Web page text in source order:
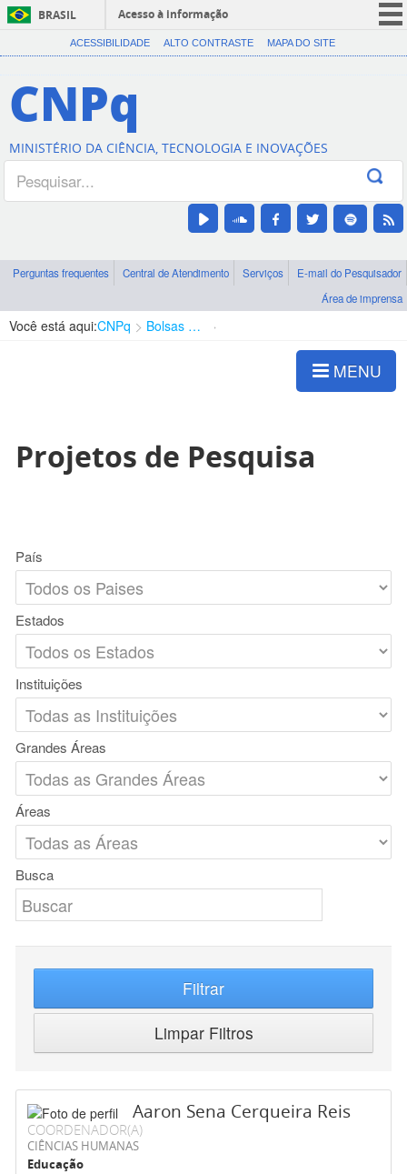
BRASIL
Acesso à informação
CORONAVÍRUS (COVID-19)
Canais
ACESSIBILIDADE ALTO CONTRASTE MAPA DO SITE
CNPq
MINISTÉRIO DA CIÊNCIA, TECNOLOGIA E INOVAÇÕES
Perguntas frequentes Central de Atendimento Serviços
E-mail do Pesquisador
Área de imprensa
Você está aqui:CNPq Bolsas e Auxílios Vigentes
MENU
Projetos de Pesquisa
País
Estados
Instituições
Grandes Áreas
Áreas
Busca
Filtrar
Limpar Filtros
Aaron Sena Cerqueira Reis
COORDENADOR(A)
CIÊNCIAS HUMANAS
Educação